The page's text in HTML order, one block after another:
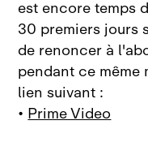
est encore temps
30 premiers jours
de renoncer à
pendant ce
lien suivant :
•Prime Video